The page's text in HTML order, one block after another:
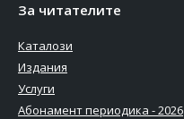
За читателите
Каталози
Издания
Услуги
Абонамент периодика - 2026